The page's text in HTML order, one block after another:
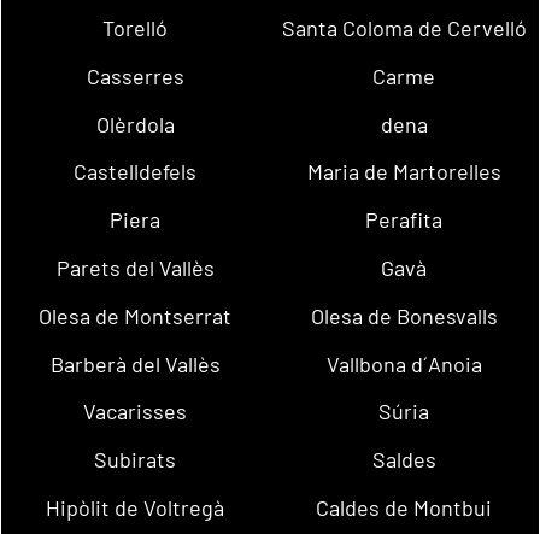
Torelló
Santa Coloma de Cervelló
Casserres
Carme
Olèrdola
dena
Castelldefels
Maria de Martorelles
Piera
Perafita
Parets del Vallès
Gavà
Olesa de Montserrat
Olesa de Bonesvalls
Barberà del Vallès
Vallbona d´Anoia
Vacarisses
Súria
Subirats
Saldes
Hipòlit de Voltregà
Caldes de Montbui